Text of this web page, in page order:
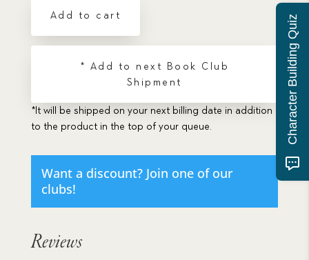
(Teddy's
Add to cart
* Add to next Book Club
Shipment
*It will be shipped on your next billing date in addition
to the product in the top of your queue.
Want a discount? Join one of our
clubs!
Reviews
Character Building Quiz